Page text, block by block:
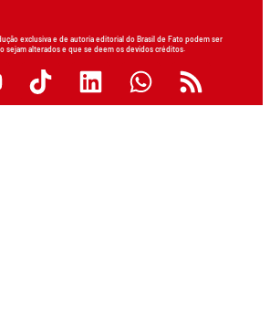
exclusiva e de autoria editorial do Brasil de Fato podem ser
sejam alterados e que se deem os devidos créditos.